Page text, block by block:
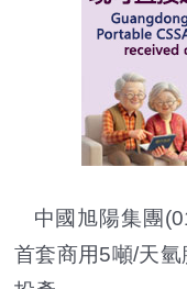
中國旭陽集團
首套商用5噸/天